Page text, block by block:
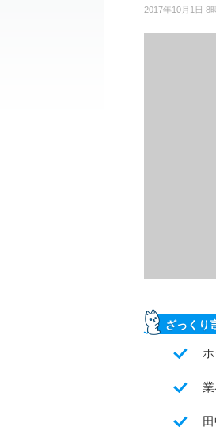
2017年10月1日 8
ざっくり